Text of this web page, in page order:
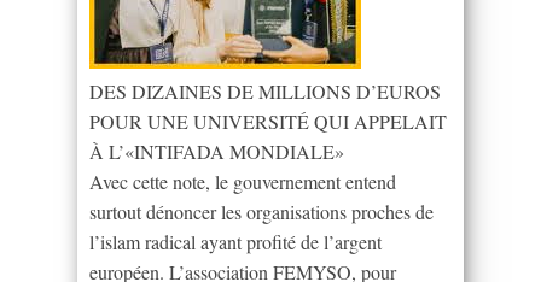
DES DIZAINES DE MILLIONS D’EUROS
POUR UNE UNIVERSITÉ QUI APPELAIT
À L’«INTIFADA MONDIALE»
Avec cette note, le gouvernement entend
surtout dénoncer les organisations proches de
l’islam radical ayant profité de l’argent
européen. L’association FEMYSO, pour